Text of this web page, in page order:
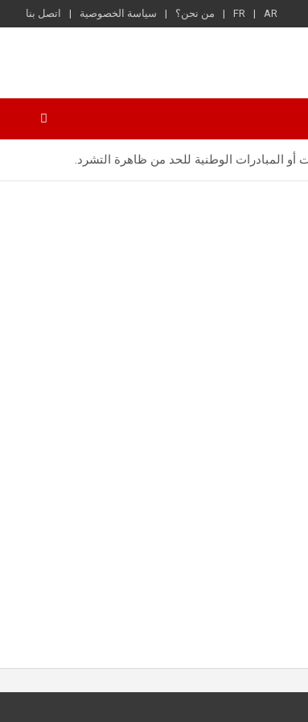
AR
FR من نحن؟ سياسة الخصوصية اتصل بنا
المبادرات الوطنية للحد من ظاهرة التشرد.